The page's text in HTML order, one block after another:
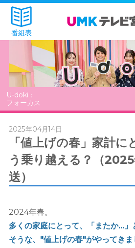
番組表
U-doki：
フォーカス
2025年04月14日
「値上げの春」家計に
う乗り越える？（
送）
2024年春。
多くの家庭にとって、「またか...
そうな、"値上げの春"がやってきま